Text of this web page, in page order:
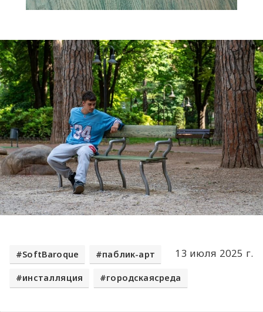
13 июля 2025 г.
SoftBaroque паблик-арт
инсталляция городскаясреда